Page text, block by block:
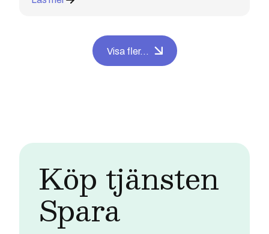
Visa fler...
Köp tjänsten
Spara